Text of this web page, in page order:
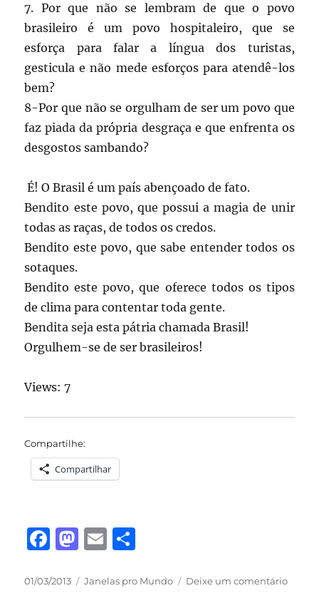
7. Por que não se lembram de que o povo
brasileiro é um povo hospitaleiro, que se
esforça para falar a língua dos turistas,
gesticula e não mede esforços para atendê-los
bem?
8-Por que não se orgulham de ser um povo que
faz piada da própria desgraça e que enfrenta os
desgostos sambando?
É! O Brasil é um país abençoado de fato.
Bendito este povo, que possui a magia de unir
todas as raças, de todos os credos.
Bendito este povo, que sabe entender todos os
sotaques.
Bendito este povo, que oferece todos os tipos
de clima para contentar toda gente.
Bendita seja esta pátria chamada Brasil!
Orgulhem-se de ser brasileiros!
Views: 7
Compartilhe:
Compartilhar
F
c
M
st
E
ai a
Publicado
01/03/2013 Categorias
Janelas pro Mundo Deixe um comentárioem